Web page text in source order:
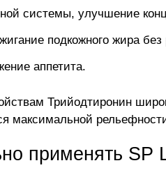
системы, улучшение
подкожного жира
аппетита.
Трийодтиронин
максимальной
применять SP